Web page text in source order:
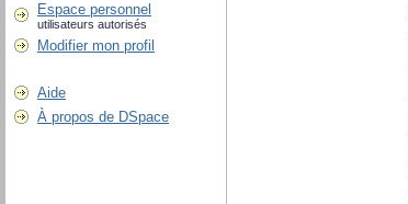
Espace personnel
utilisateurs autorisés
Modifier mon profil
Aide
À propos de DSpace